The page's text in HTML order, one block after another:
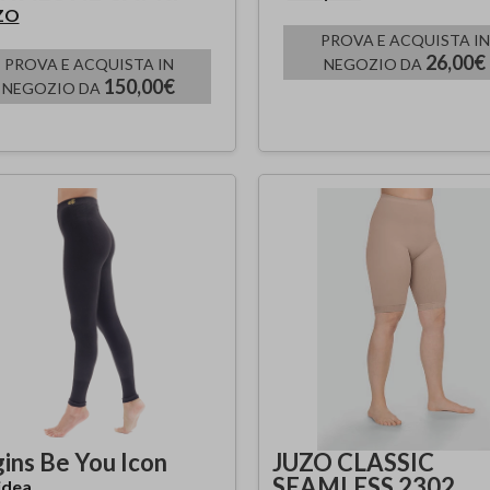
PROVA E ACQUISTA IN
NEGOZIO DA 150,00€
PROVA E ACQUISTA IN
NEGOZIO DA 26,00€
Be You Icon
JUZO CLASSIC